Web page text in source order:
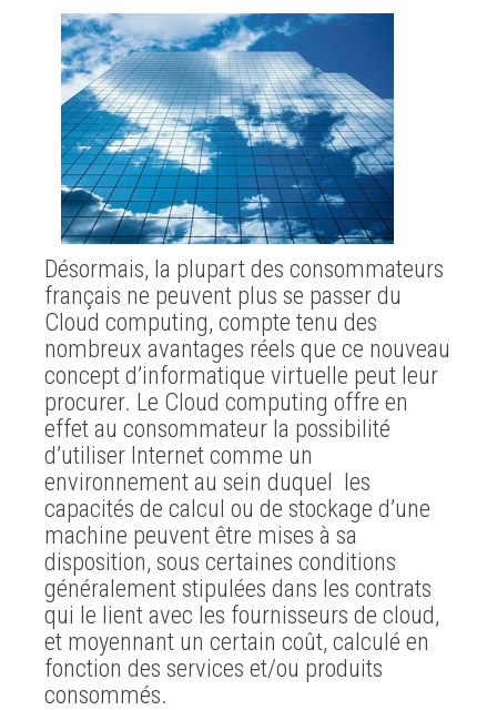
Désormais, la plupart des consommateurs
français ne peuvent plus se passer du
Cloud computing, compte tenu des
nombreux avantages réels que ce nouveau
concept d’informatique virtuelle peut leur
procurer. Le Cloud computing offre en
effet au consommateur la possibilité
d’utiliser Internet comme un
environnement au sein duquel les
capacités de calcul ou de stockage d’une
machine peuvent être mises à sa
disposition, sous certaines conditions
généralement stipulées dans les contrats
qui le lient avec les fournisseurs de cloud,
et moyennant un certain coût, calculé en
fonction des services et/ou produits
consommés.